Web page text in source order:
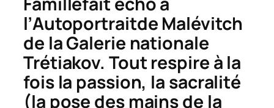
l’Autoportraitde Malévitch
de la Galerie nationale
Trétiakov. Tout respire à la
fois la passion, la sacralité
(la pose des mains de la